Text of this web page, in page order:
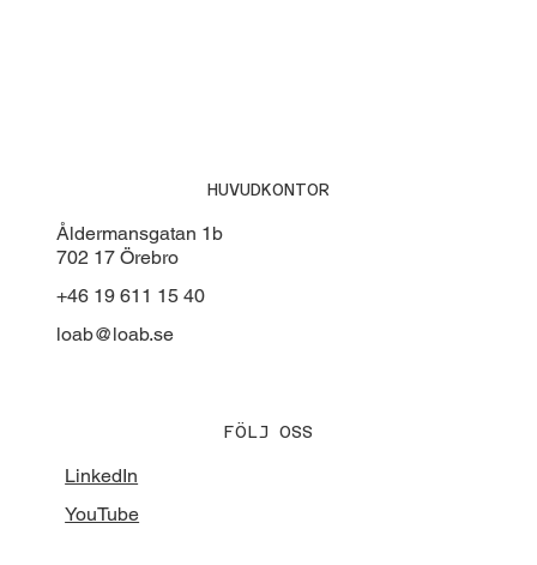
HUVUDKONTOR
Åldermansgatan 1b
702 17 Örebro
+46 19 611 15 40
loab@loab.se
FÖLJ OSS
LinkedIn
YouTube